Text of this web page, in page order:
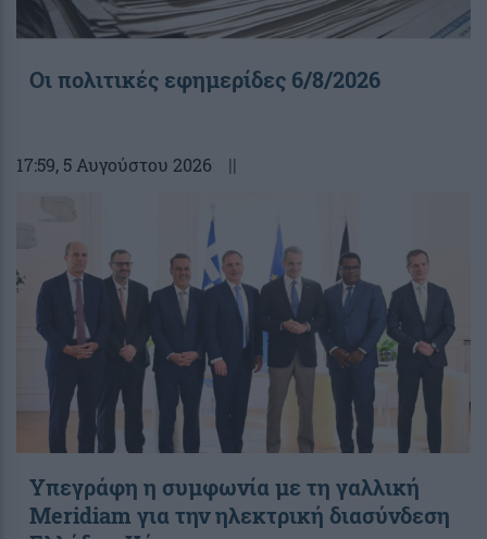
Οι πολιτικές εφημερίδες 6/8/2026
17:59, 5 Αυγούστου 2026 ||
Υπεγράφη η συμφωνία με τη γαλλική
Meridiam για την ηλεκτρική διασύνδεση